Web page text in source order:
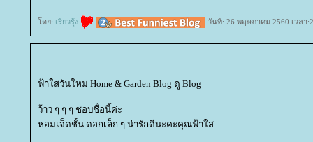
ดย: เรียวรุ้ง วันที่: 26 พฤษภาคม 2560 เวลา
ฟ้าใสวันใหม่ Home & Garden Blog ดู Blog
ว้าว ๆ ๆ ๆ ชอบชื่อนี้ค่ะ
หอมเจ็ดชั้น ดอกเล็ก ๆ น่ารักดีนะคะคุณฟ้าใส